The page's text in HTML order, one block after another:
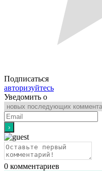
Подписаться
авторизуйтесь
Уведомить о
0 комментариев